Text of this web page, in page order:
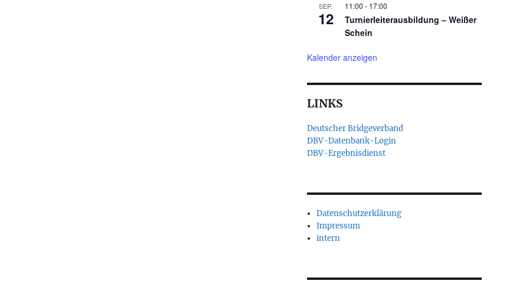
SEP.
12
11:00 - 17:00
Turnierleiterausbildung – Weißer
Schein
Kalender anzeigen
LINKS
Deutscher Bridgeverband
DBV-Datenbank-Login
DBV-Ergebnisdienst
Datenschutzerklärung
Impressum
intern